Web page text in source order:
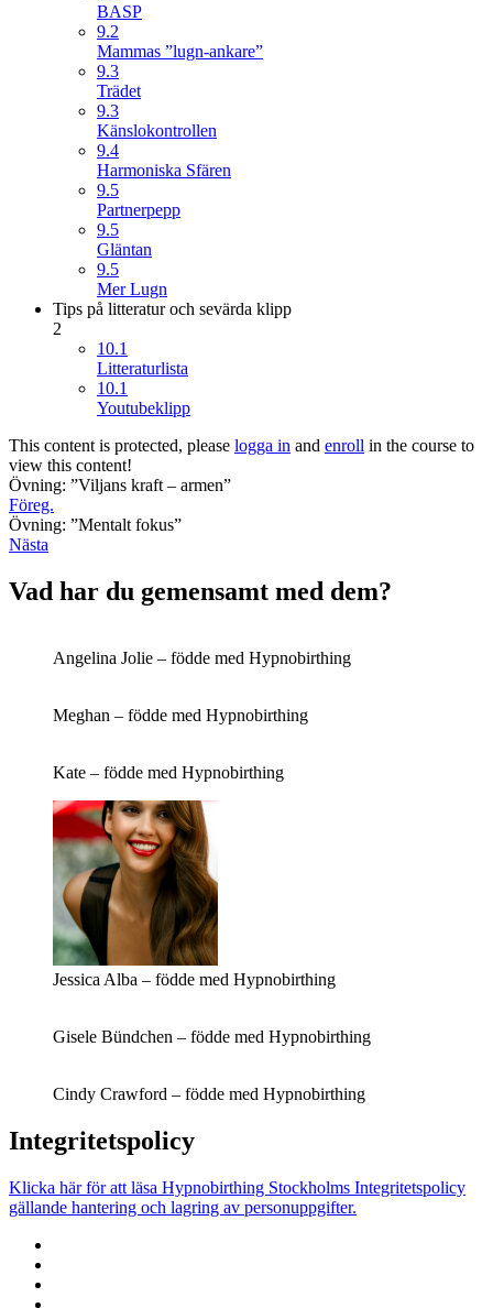
BASP
9.2
Mammas ”lugn-ankare”
9.3
Trädet
9.3
Känslokontrollen
9.4
Harmoniska Sfären
9.5
Partnerpepp
9.5
Gläntan
9.5
Mer Lugn
Tips på litteratur och sevärda klipp
2
10.1
Litteraturlista
10.1
Youtubeklipp
This content is protected, please logga in and enroll in the course to
view this content!
Övning: ”Viljans kraft – armen”
Föreg.
Övning: ”Mentalt fokus”
Nästa
Vad har du gemensamt med dem?
Angelina Jolie – födde med Hypnobirthing
Meghan – födde med Hypnobirthing
Kate – födde med Hypnobirthing
Jessica Alba – födde med Hypnobirthing
Gisele Bündchen – födde med Hypnobirthing
Cindy Crawford – födde med Hypnobirthing
Integritetspolicy
Klicka här för att läsa Hypnobirthing Stockholms Integritetspolicy
gällande hantering och lagring av personuppgifter.